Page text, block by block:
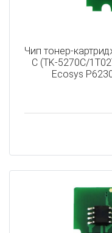
Чип тонер-
C (TK-5270C/
Ecosys